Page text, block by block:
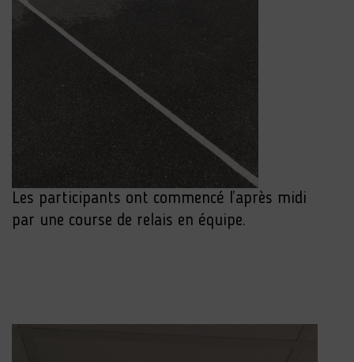
Les participants ont commencé l’après midi
par une course de relais en équipe.